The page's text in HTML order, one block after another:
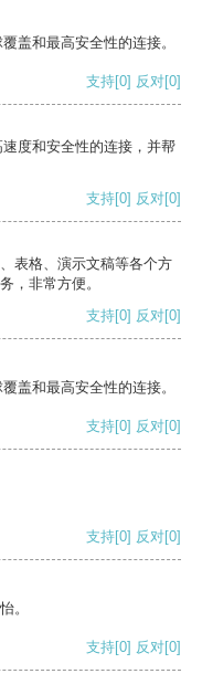
盖和最高安全性的连接。
支持[0] 反对[0]
度和安全性的连接，并帮
支持[0] 反对[0]
表格、演示文稿等各个方
，非常方便。
支持[0] 反对[0]
盖和最高安全性的连接。
支持[0] 反对[0]
支持[0] 反对[0]
。
支持[0] 反对[0]